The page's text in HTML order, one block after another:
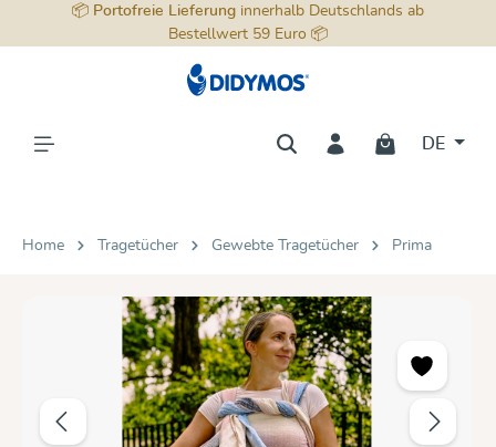
springen
📦 Portofreie Lieferung innerhalb Deutschlands ab
Bestellwert 59 Euro 📦
DE
Home Tragetücher Gewebte Tragetücher Prima
Bildergalerie überspringen